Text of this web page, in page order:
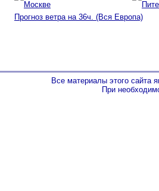
Прогноз ветра на 36ч. (Вся Европа)
Все материалы этого сайта
При